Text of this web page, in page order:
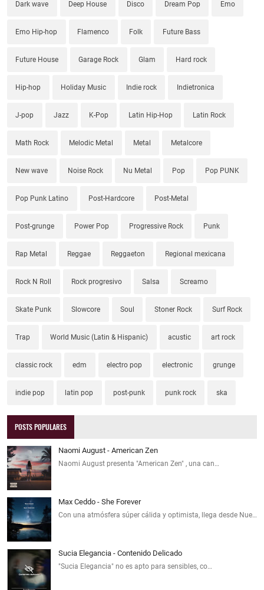
Dark wave Deep House Disco Dream Pop Emo
Emo Hip-hop Flamenco Folk Future Bass
Future House Garage Rock Glam Hard rock
Hip-hop Holiday Music Indie rock Indietronica
J-pop Jazz K-Pop Latin Hip-Hop Latin Rock
Math Rock Melodic Metal Metal Metalcore
New wave Noise Rock Nu Metal Pop Pop PUNK
Pop Punk Latino Post-Hardcore Post-Metal
Post-grunge Power Pop Progressive Rock Punk
Rap Metal Reggae Reggaeton Regional mexicana
Rock N Roll Rock progresivo Salsa Screamo
Skate Punk Slowcore Soul Stoner Rock Surf Rock
Trap World Music (Latin & Hispanic) acustic art rock
classic rock edm electro pop electronic grunge
indie pop latin pop post-punk punk rock ska
POSTS POPULARES
Naomi August - American Zen
Naomi August presenta "American Zen" , una can…
Max Ceddo - She Forever
Con una atmósfera súper cálida y optimista, llega desde Nue…
Sucia Elegancia - Contenido Delicado
"Sucia Elegancia" no es apto para sensibles, co…